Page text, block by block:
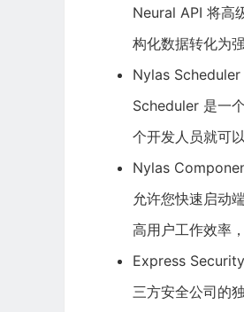
Neural API 将高
构化数据转化为
Nylas Scheduler
Scheduler 是一
个开发人员就可
Nylas
允许您快速启动
高用户工作效率
Express
三方安全公司的